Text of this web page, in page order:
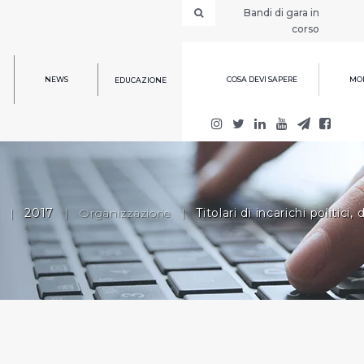
Bandi di gara in
corso
NEWS EDUCAZIONE COSA DEVI SAPERE
| 2017 | Organizzazione | Titolari di incarichi politici,